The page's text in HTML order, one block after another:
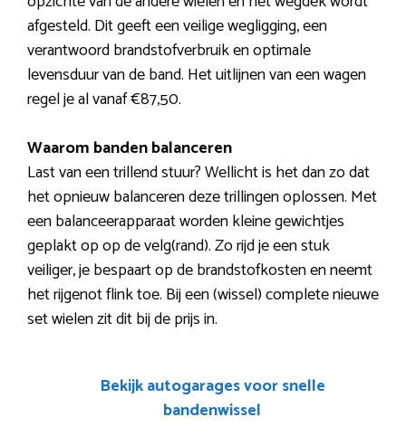
afgesteld. Dit geeft een veilige wegligging, een
verantwoord brandstofverbruik en optimale
levensduur van de band. Het uitlijnen van een wagen
regel je al vanaf €87,50.
Waarom banden balanceren
Last van een trillend stuur? Wellicht is het dan zo dat
het opnieuw balanceren deze trillingen oplossen. Met
een balanceerapparaat worden kleine gewichtjes
geplakt op op de velg(rand). Zo rijd je een stuk
veiliger, je bespaart op de brandstofkosten en neemt
het rijgenot flink toe. Bij een (wissel) complete nieuwe
set wielen zit dit bij de prijs in.
Bekijk autogarages voor snelle
bandenwissel